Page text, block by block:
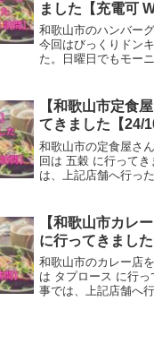
ました【充電可
問】
和歌山市のハンバー
今回はびっくりドン
た。日曜日でもモー
じめに：和歌山市の
検討している皆様へ
【和歌山市定食
てきました【24/
和歌山市の定食屋さ
回は 五穀 に行って
は、上記店舗へ行っ
へ私のブログでは和
ィナーに実際に行っ
【和歌山市カレ
に行ってきました
和歌山市のカレー店
は タプロース に行
事では、上記店舗へ